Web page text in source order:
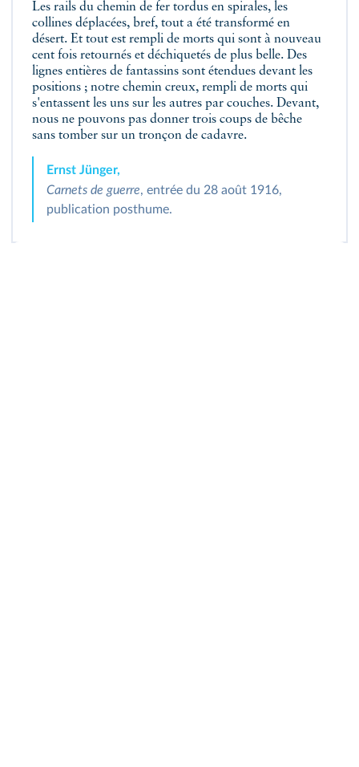
Les rails du chemin de fer tordus en spirales, les
collines déplacées, bref, tout a été transformé en
désert. Et tout est rempli de morts qui sont à nouveau
cent fois retournés et déchiquetés de plus belle. Des
lignes entières de fantassins sont étendues devant les
positions ; notre chemin creux, rempli de morts qui
s'entassent les uns sur les autres par couches. Devant,
nous ne pouvons pas donner trois coups de bêche
sans tomber sur un tronçon de cadavre.
Ernst Jünger,
Carnets de guerre, entrée du 28 août 1916,
publication posthume.